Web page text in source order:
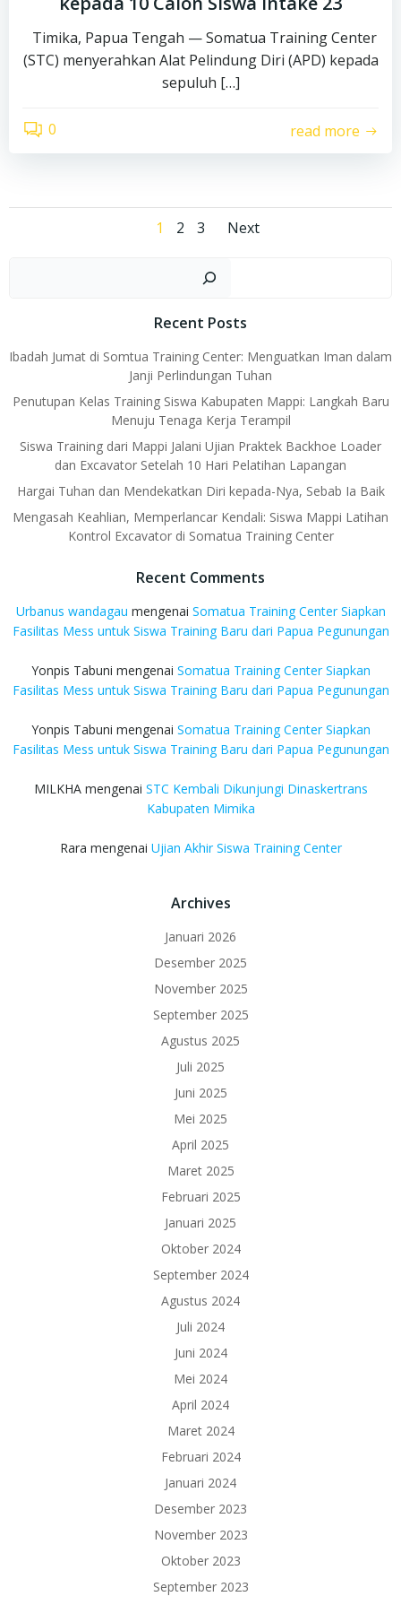
Timika, Papua Tengah — Somatua Training Center
(STC) menyerahkan Alat Pelindung Diri (APD) kepada
sepuluh […]
0 read more
Posts
navigation
Page
1 Page
2 Page
3
Posts
Next
Recent Posts
Ibadah Jumat di Somtua Training Center: Menguatkan Iman dalam
Janji Perlindungan Tuhan
Penutupan Kelas Training Siswa Kabupaten Mappi: Langkah Baru
Menuju Tenaga Kerja Terampil
Siswa Training dari Mappi Jalani Ujian Praktek Backhoe Loader
dan Excavator Setelah 10 Hari Pelatihan Lapangan
Hargai Tuhan dan Mendekatkan Diri kepada-Nya, Sebab Ia Baik
Mengasah Keahlian, Memperlancar Kendali: Siswa Mappi Latihan
Kontrol Excavator di Somatua Training Center
Recent Comments
Urbanus wandagau mengenai Somatua Training Center Siapkan
Fasilitas Mess untuk Siswa Training Baru dari Papua Pegunungan
Yonpis Tabuni mengenai Somatua Training Center Siapkan
Fasilitas Mess untuk Siswa Training Baru dari Papua Pegunungan
Yonpis Tabuni mengenai Somatua Training Center Siapkan
Fasilitas Mess untuk Siswa Training Baru dari Papua Pegunungan
MILKHAmengenai STC Kembali Dikunjungi Dinaskertrans
Kabupaten Mimika
Rara mengenai Ujian Akhir Siswa Training Center
Archives
Januari 2026
Desember 2025
November 2025
September 2025
Agustus 2025
Juli 2025
Juni 2025
Mei 2025
April 2025
Maret 2025
Februari 2025
Januari 2025
Oktober 2024
September 2024
Agustus 2024
Juli 2024
Juni 2024
Mei 2024
April 2024
Maret 2024
Februari 2024
Januari 2024
Desember 2023
November 2023
Oktober 2023
September 2023